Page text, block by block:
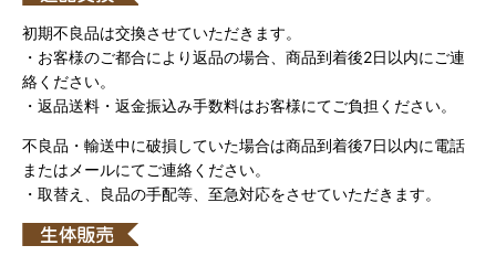
初期不良品は交換させていただきます。
・お客様のご都合により返品の場合、商品到着後2日以内にご連
絡ください。
・返品送料・返金振込み手数料はお客様にてご負担ください。
不良品・輸送中に破損していた場合は商品到着後7日以内に電話
またはメールにてご連絡ください。
・取替え、良品の手配等、至急対応をさせていただきます。